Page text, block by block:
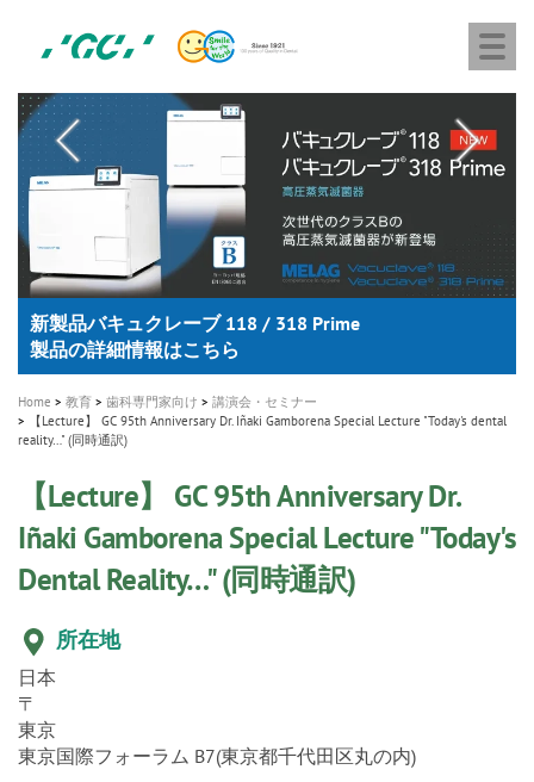
content
ジ
ー
シ
M
A healthy smile greatly contributes to your quality of life
新発売 エバーエックス フロー
製品の詳細情報はこちら
「セラスマート テクノロジーブック」公開
「イニシャル LiSi（リジ）ブロック テクノロジーブッ
ク」公開
歯を内部まで白くする
医療ホワイトニング ティオン®
新製品 イオム ナゴミ for DH
専用サイトはこちら
新製品バキュクレーブ 118 / 318 Prime
製品の詳細情報はこちら
インプラント Aadva®
ショートインプラント新発売
GCグループ企業
Home 教育 歯科専門家向け
講演会・セミナー
【Lecture】 GC 95th Anniversary Dr. Iñaki Gamborena Special Lecture "Today's dental
reality…" (同時通訳)
【Lecture】 GC 95th Anniversary Dr.
Iñaki Gamborena Special Lecture "Today's
Dental Reality…" (同時通訳)
所在地
日本
〒
東京
東京国際フォーラム B7(東京都千代田区丸の内)